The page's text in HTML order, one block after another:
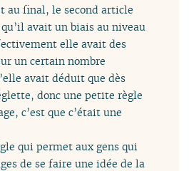
au final, le second article
avait un biais au niveau
elle avait des
un certain nombre
avait déduit que dès
donc une petite règle
c’est que c’était une
qui permet aux gens qui
de se faire une idée de la